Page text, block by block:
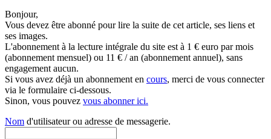
Bonjour,
Vous devez être abonné pour lire la suite de cet article, ses liens et
ses images.
L'abonnement à la lecture intégrale du site est à 1 € euro par mois
(abonnement mensuel) ou 11 € / an (abonnement annuel), sans
engagement aucun.
Si vous avez déjà un abonnement en cours, merci de vous connecter
via le formulaire ci-dessous.
Sinon, vous pouvez vous abonner ici.
Nom d'utilisateur ou adresse de messagerie.